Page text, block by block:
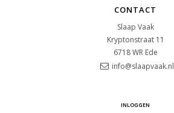
CONTACT
Slaap Vaak
Kryptonstraat 11
6718 WR Ede
info@slaapvaak.nl
INLOGGEN